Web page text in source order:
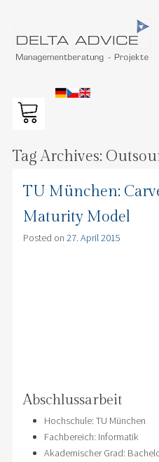
Tag Archives:
TU München:
Maturity Model
Posted on 27. April 2015
Abschlussarbeit
Hochschule: TU München
Fachbereich: Informatik
Akademischer Grad: